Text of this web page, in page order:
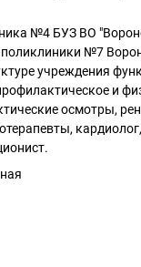
№4 БУЗ ВО
№7
учреждения
и
осмотры,